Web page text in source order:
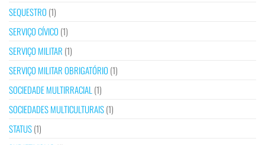
SEQUESTRO (1)
SERVIÇO CÍVICO (1)
SERVIÇO MILITAR (1)
SERVIÇO MILITAR OBRIGATÓRIO (1)
SOCIEDADE MULTIRRACIAL (1)
SOCIEDADES MULTICULTURAIS(1)
STATUS(1)